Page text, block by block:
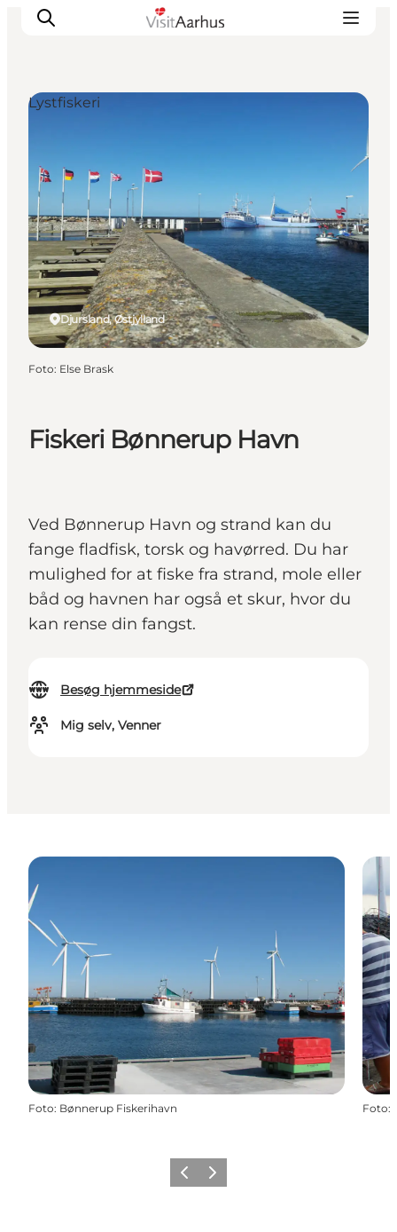
Kalender
Byer og steder
Planlæg ferien
Transport
Fiskeri Bønnerup Havn
Ved Bønnerup Havn og strand kan du
fange fladfisk, torsk og havørred. Du har
mulighed for at fiske fra strand, mole eller
båd og havnen har også et skur, hvor du
kan rense din fangst.
Besøg hjemmeside
Mig selv, Venner
Djursland, Østjylland
Lystfiskeri
Foto: Else Brask
Foto: Bønnerup Fiskerihavn Foto:
ForrigeNæste